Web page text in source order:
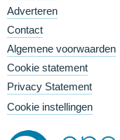
Adverteren
Contact
Algemene voorwaarden
Cookie statement
Privacy Statement
Cookie instellingen